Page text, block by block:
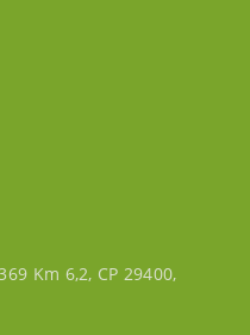
Km 6,2, CP 29400,